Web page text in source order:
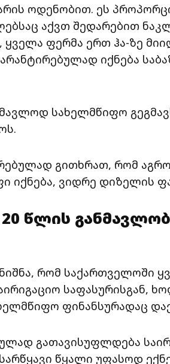
ოდენობით. ეს
აქვთ შედარებით
ყველა ფერმა ერთ ჰა-ზე
იქნება
სახელმწიფო
გითხრათ, რომ
იქნება, ვიდრე დიზელის
წლის
რომ საქართველოში
საფასურისგან,
ფინანსურადაც
გათავისუფლდება
წყალი უფასოდ